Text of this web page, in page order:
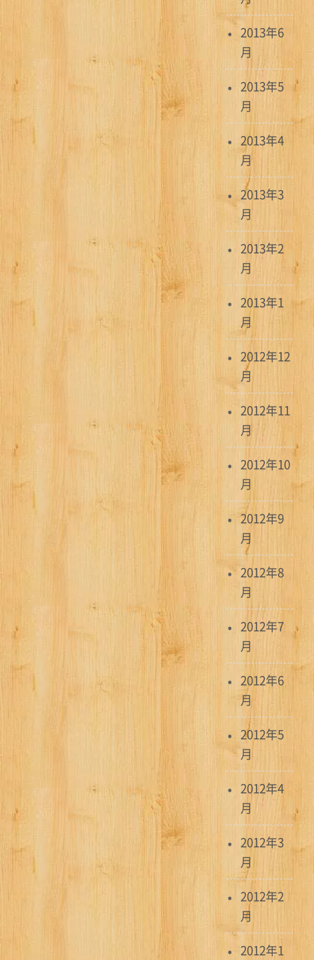
2013年6
月
2013年5
月
2013年4
月
2013年3
月
2013年2
月
2013年1
月
2012年12
月
2012年11
月
2012年10
月
2012年9
月
2012年8
月
2012年7
月
2012年6
月
2012年5
月
2012年4
月
2012年3
月
2012年2
月
2012年1